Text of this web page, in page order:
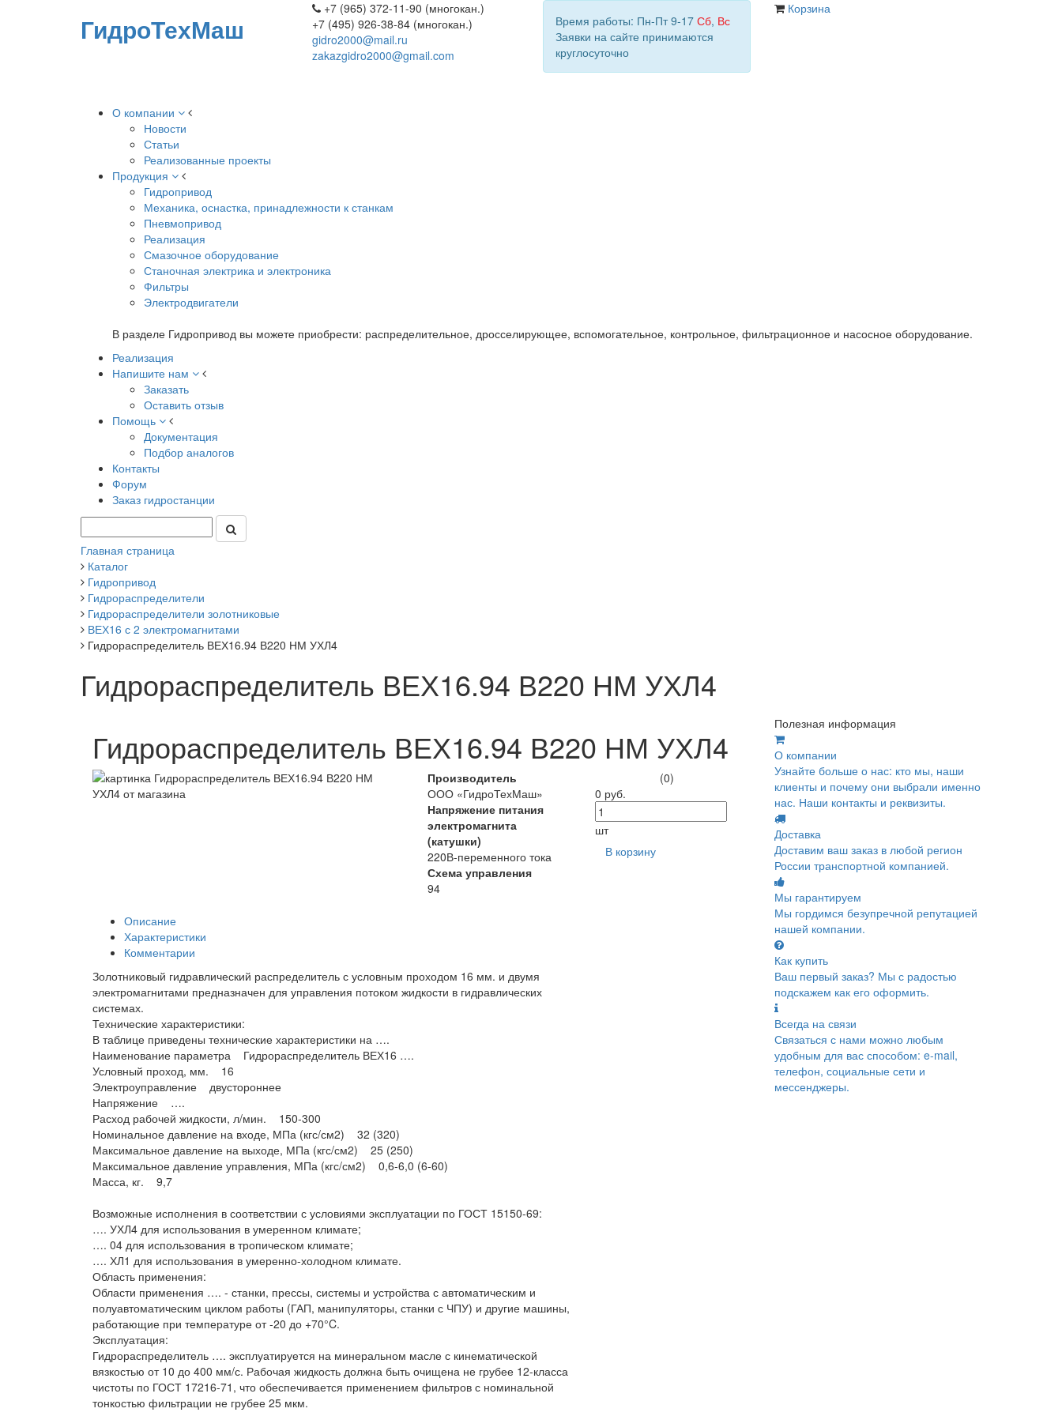
ГидроТехМаш
+7 (965) 372-11-90 (многокан.)
+7 (495) 926-38-84 (многокан.)
gidro2000@mail.ru
zakazgidro2000@gmail.com
Время работы: Пн-Пт 9-17 Сб, Вс
Заявки на сайте принимаются
круглосуточно
Корзина
О компании
Новости
Статьи
Реализованные проекты
Продукция
Гидропривод
Механика, оснастка, принадлежности к станкам
Пневмопривод
Реализация
Смазочное оборудование
Станочная электрика и электроника
Фильтры
Электродвигатели
В разделе Гидропривод вы можете приобрести: распределительное, дросселирующее, вспомогательное, контрольное, фильтрационное и насосное оборудование.
Реализация
Напишите нам
Заказать
Оставить отзыв
Помощь
Документация
Подбор аналогов
Контакты
Форум
Заказ гидростанции
Главная страница
Каталог
Гидропривод
Гидрораспределители
Гидрораспределители золотниковые
ВЕХ16 с 2 электромагнитами
Гидрораспределитель ВЕХ16.94 В220 НМ УХЛ4
Гидрораспределитель ВЕХ16.94 В220 НМ УХЛ4
Гидрораспределитель ВЕХ16.94 В220 НМ УХЛ4
Производитель
ООО «ГидроТехМаш»
Напряжение питания
электромагнита
(катушки)
220В-переменного тока
Схема управления
94
(0)
0 руб.
шт
В корзину
Описание
Характеристики
Комментарии
Золотниковый гидравлический распределитель с условным проходом 16 мм. и двумя
электромагнитами предназначен для управления потоком жидкости в гидравлических
системах.
Технические характеристики:
В таблице приведены технические характеристики на ….
Наименование параметра Гидрораспределитель ВЕХ16 ….
Условный проход, мм. 16
Электроуправление двустороннее
Напряжение ….
Расход рабочей жидкости, л/мин. 150-300
Номинальное давление на входе, МПа (кгс/см2) 32 (320)
Максимальное давление на выходе, МПа (кгс/см2) 25 (250)
Максимальное давление управления, МПа (кгс/см2) 0,6-6,0 (6-60)
Масса, кг. 9,7
Возможные исполнения в соответствии с условиями эксплуатации по ГОСТ 15150-69:
…. УХЛ4 для использования в умеренном климате;
…. 04 для использования в тропическом климате;
…. ХЛ1 для использования в умеренно-холодном климате.
Область применения:
Области применения …. - станки, прессы, системы и устройства с автоматическим и
полуавтоматическим циклом работы (ГАП, манипуляторы, станки с ЧПУ) и другие машины,
работающие при температуре от -20 до +70°C.
Эксплуатация:
Гидрораспределитель …. эксплуатируется на минеральном масле с кинематической
вязкостью от 10 до 400 мм/с. Рабочая жидкость должна быть очищена не грубее 12-класса
чистоты по ГОСТ 17216-71, что обеспечивается применением фильтров с номинальной
тонкостью фильтрации не грубее 25 мкм.
Полезная информация
О компании
Узнайте больше о нас: кто мы, наши
клиенты и почему они выбрали именно
нас. Наши контакты и реквизиты.
Доставка
Доставим ваш заказ в любой регион
России транспортной компанией.
Мы гарантируем
Мы гордимся безупречной репутацией
нашей компании.
Как купить
Ваш первый заказ? Мы с радостью
подскажем как его оформить.
Всегда на связи
Связаться с нами можно любым
удобным для вас способом: e-mail,
телефон, социальные сети и
мессенджеры.